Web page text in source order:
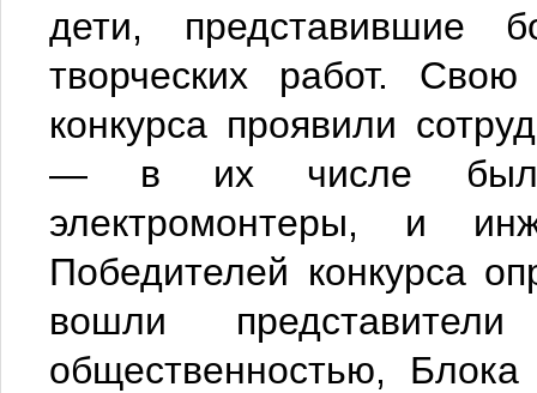
дети, представившие
творческих работ.
конкурса проявили
— в их числе были
электромонтеры, и
Победителей конкурса
вошли
общественностью,